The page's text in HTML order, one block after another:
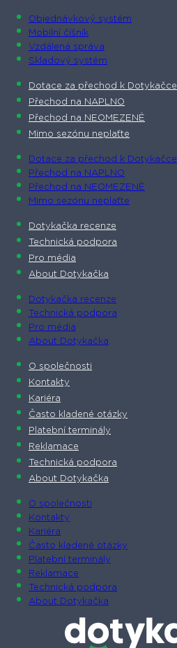
Objednávkový systém
Mobilní číšník
Vzdálená správa
Skladový systém
Dotace za přechod k Dotykačce
Přechod na NAPLNO
Přechod na NEOMEZENĚ
Mimo sezónu neplaťte
Dotace za přechod k Dotykačce
Přechod na NAPLNO
Přechod na NEOMEZENĚ
Mimo sezónu neplaťte
Dotykačka recenze
Technická podpora
Pro média
About Dotykačka
Dotykačka recenze
Technická podpora
Pro média
About Dotykačka
O společnosti
Kontakty
Kariéra
Často kladené otázky
Platební terminály
Reklamace
Technická podpora
About Dotykačka
O společnosti
Kontakty
Kariéra
Často kladené otázky
Platební terminály
Reklamace
Technická podpora
About Dotykačka